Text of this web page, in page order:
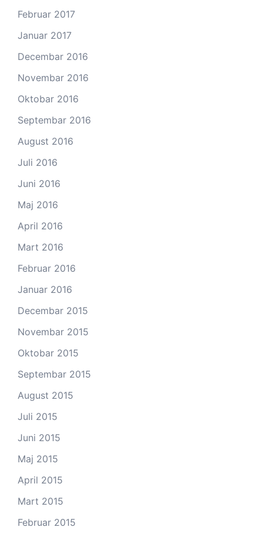
Februar 2017
Januar 2017
Decembar 2016
Novembar 2016
Oktobar 2016
Septembar 2016
August 2016
Juli 2016
Juni 2016
Maj 2016
April 2016
Mart 2016
Februar 2016
Januar 2016
Decembar 2015
Novembar 2015
Oktobar 2015
Septembar 2015
August 2015
Juli 2015
Juni 2015
Maj 2015
April 2015
Mart 2015
Februar 2015